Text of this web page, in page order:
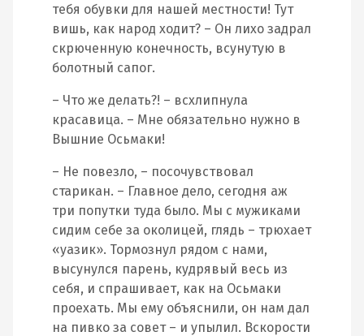
тебя обувки для нашей местности! Тут
вишь, как народ ходит? – Он лихо задрал
скрюченную конечность, всунутую в
болотный сапог.
– Что же делать?! – всхлипнула
красавица. – Мне обязательно нужно в
Вышние Осьмаки!
– Не повезло, – посочувствовал
старикан. – Главное дело, сегодня аж
три попутки туда было. Мы с мужиками
сидим себе за околицей, глядь – трюхает
«уазик». Тормознул рядом с нами,
высунулся парень, кудрявый весь из
себя, и спрашивает, как на Осьмаки
проехать. Мы ему объяснили, он нам дал
на пивко за совет – и упылил. Вскорости